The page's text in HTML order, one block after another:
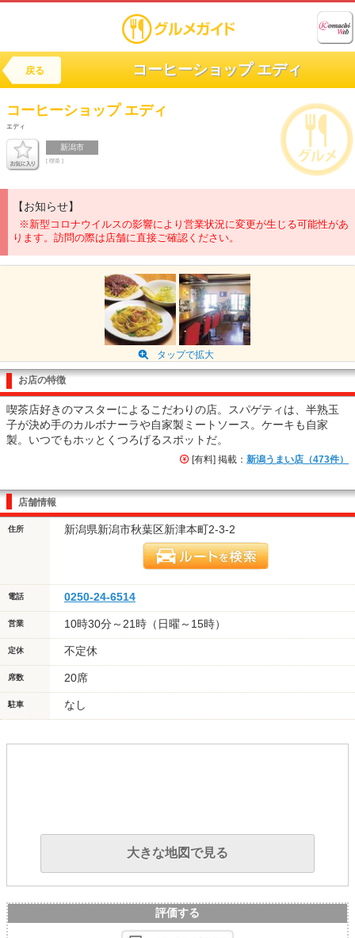
戻る コーヒーショップ エディ
コーヒーショップ エディ
エディ
新潟市
[ 喫茶 ]
【お知らせ】
※新型コロナウイルスの影響により営業状況に変更が生じる可能性があ
ります。訪問の際は店舗に直接ご確認ください。
タップで拡大
お店の特徴
喫茶店好きのマスターによるこだわりの店。スパゲティは、半熟玉
子が決め手のカルボナーラや自家製ミートソース。ケーキも自家
製。いつでもホッとくつろげるスポットだ。
[有料] 掲載： 新潟うまい店（473件）
店舗情報
住所 新潟県新潟市秋葉区新津本町2-3-2
電話 0250-24-6514
営業 10時30分～21時（日曜～15時）
定休 不定休
席数 20席
駐車 なし
大きな地図で見る
評価する